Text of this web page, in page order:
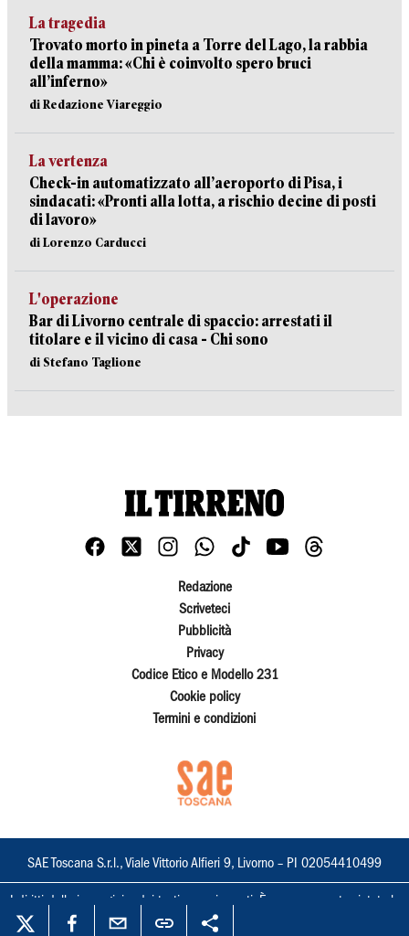
La tragedia
Trovato morto in pineta a Torre del Lago, la rabbia
della mamma: «Chi è coinvolto spero bruci
all’inferno»
di Redazione Viareggio
La vertenza
Check-in automatizzato all’aeroporto di Pisa, i
sindacati: «Pronti alla lotta, a rischio decine di posti
di lavoro»
di Lorenzo Carducci
L'operazione
Bar di Livorno centrale di spaccio: arrestati il
titolare e il vicino di casa - Chi sono
di Stefano Taglione
Redazione
Scriveteci
Pubblicità
Privacy
Codice Etico e Modello 231
Cookie policy
Termini e condizioni
SAE Toscana S.r.l., Viale Vittorio Alfieri 9, Livorno – PI 02054410499
I diritti delle immagini e dei testi sono riservati. È espressamente vietata la
loro riproduzione con qualsiasi mezzo e l'adattamento totale o parziale.